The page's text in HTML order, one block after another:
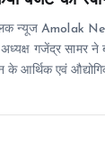
न्यूज Amolak
गजेंद्र सामर
के आर्थिक एवं